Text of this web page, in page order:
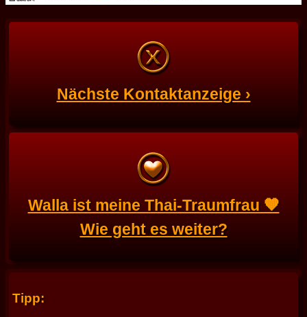
Nächste Kontaktanzeige ›
Walla ist meine Thai-Traumfrau 🧡
Wie geht es weiter?
Tipp: